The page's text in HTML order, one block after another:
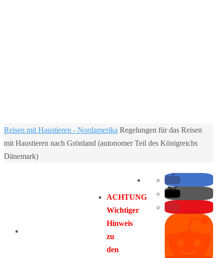
Home
Reisen mit Haustieren - Nordamerika Regelungen für das Reisen
mit Haustieren nach Grönland (autonomer Teil des Königreichs
Dänemark)
ACHTUNG
Wichtiger
Hinweis
zu
den